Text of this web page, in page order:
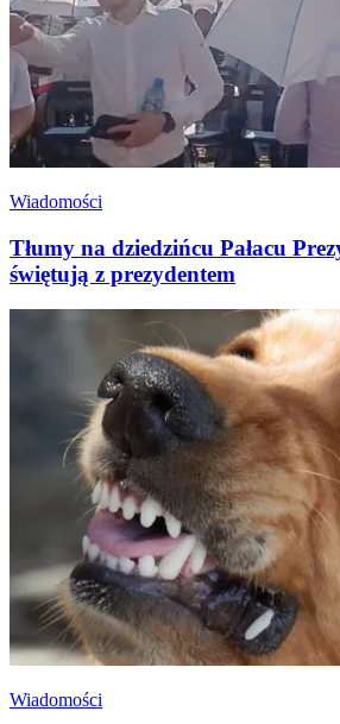
Wiadomości
Tłumy na dziedzińcu Pałacu
świętują z prezydentem
Wiadomości